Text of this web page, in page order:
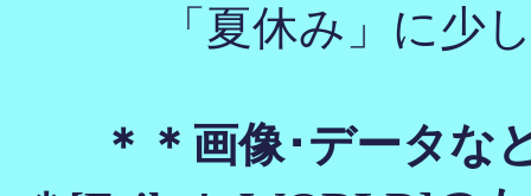
「夏休み」に少
＊＊画像･データな